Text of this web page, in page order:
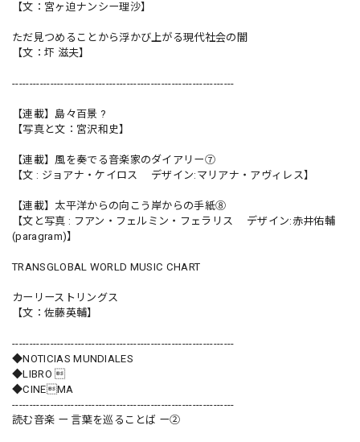
【文：宮ヶ迫ナンシー理沙】
ただ見つめることから浮かび上がる現代社会の闇
【文：圷 滋夫】
----------------------------------------------------------------
【連載】島々百景 ?
【写真と文：宮沢和史】
【連載】風を奏でる音楽家のダイアリー⑦
【文 : ジョアナ・ケイロス デザイン:マリアナ・アヴィレス】
【連載】太平洋からの向こう岸からの手紙⑧
【文と写真 : フアン・フェルミン・フェラリス デザイン:赤井佑輔
(paragram)】
TRANSGLOBAL WORLD MUSIC CHART
カーリーストリングス
【文：佐藤英輔】
----------------------------------------------------------------
◆NOTICIAS MUNDIALES
◆LIBRO 
◆CINEMA
----------------------------------------------------------------
読む音楽 ー 言葉を巡ることば ー②